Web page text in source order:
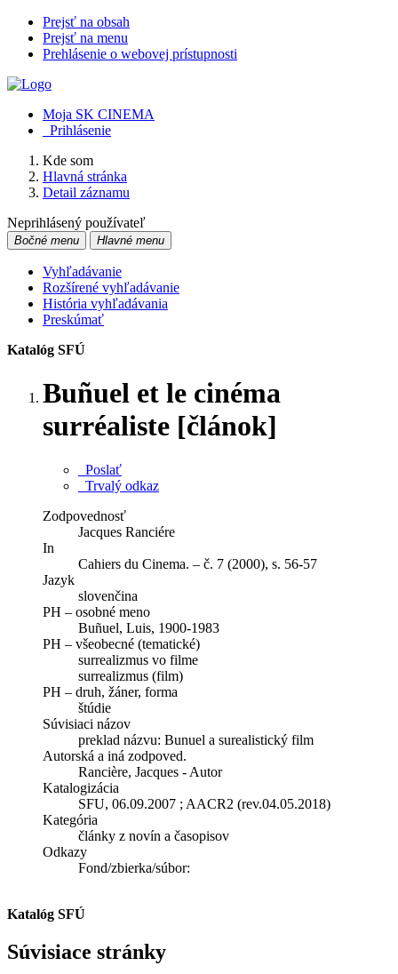
Prejsť na obsah
Prejsť na menu
Prehlásenie o webovej prístupnosti
Moja SK CINEMA
Prihlásenie
Kde som
Hlavná stránka
Detail záznamu
Neprihlásený používateľ
Bočné menu Hlavné menu
Vyhľadávanie
Rozšírené vyhľadávanie
História vyhľadávania
Preskúmať
Katalóg SFÚ
Buñuel et le cinéma
surréaliste [článok]
Poslať
Trvalý odkaz
Zodpovednosť
Jacques Ranciére
In
Cahiers du Cinema. – č. 7 (2000), s. 56-57
Jazyk
slovenčina
PH – osobné meno
Buñuel, Luis, 1900-1983
PH – všeobecné (tematické)
surrealizmus vo filme
surrealizmus (film)
PH – druh, žáner, forma
štúdie
Súvisiaci názov
preklad názvu: Bunuel a surealistický film
Autorská a iná zodpoved.
Rancière, Jacques - Autor
Katalogizácia
SFU, 06.09.2007 ; AACR2 (rev.04.05.2018)
Kategória
články z novín a časopisov
Odkazy
Fond/zbierka/súbor:
Katalóg SFÚ
Súvisiace stránky